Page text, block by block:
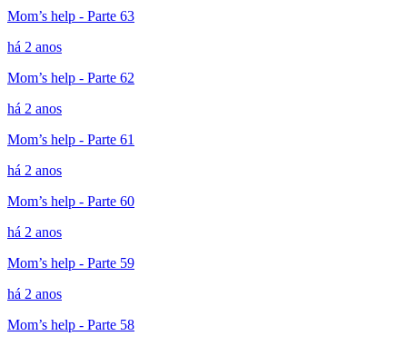
Mom’s help - Parte 63
há 2 anos
Mom’s help - Parte 62
há 2 anos
Mom’s help - Parte 61
há 2 anos
Mom’s help - Parte 60
há 2 anos
Mom’s help - Parte 59
há 2 anos
Mom’s help - Parte 58